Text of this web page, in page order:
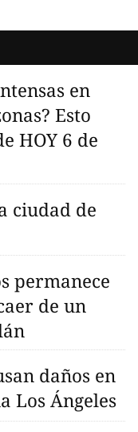
en
Esto
HOY 6 de
ciudad de
permanece
de un
daños en
Los Ángeles